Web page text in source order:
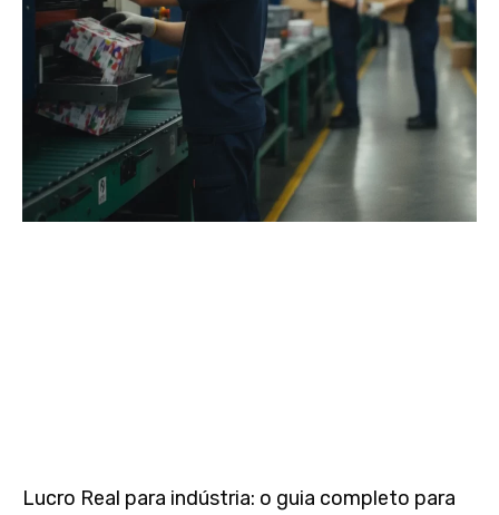
Lucro Real para indústria: o guia completo para